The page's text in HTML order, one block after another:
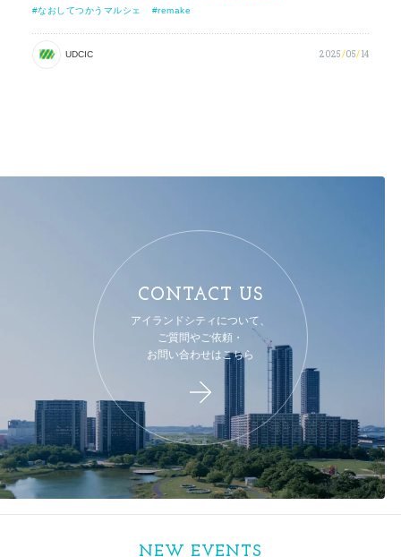
なおしてつかうマルシェ
remake
UDCIC 2025/05/14
CONTACT US
アイランドシティについて、
ご質問やご依頼・
お問い合わせはこちら
NEW EVENTS